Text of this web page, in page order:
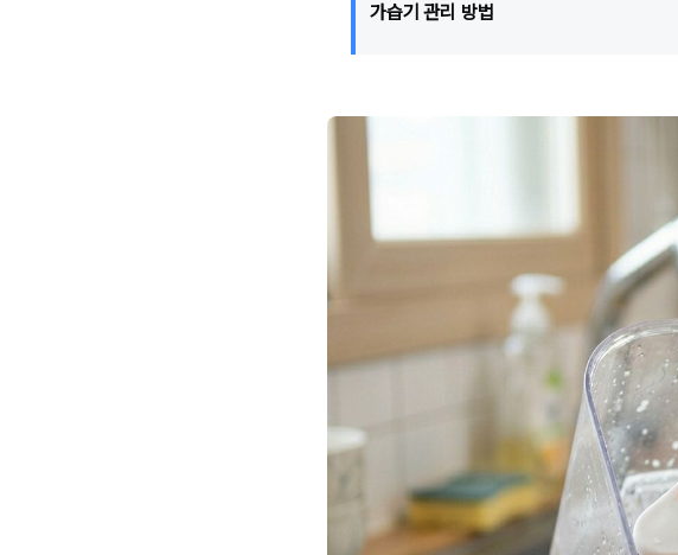
가습기 관리 방법